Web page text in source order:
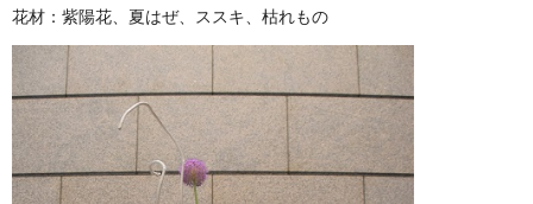
花材：紫陽花、夏はぜ、ススキ、枯れもの